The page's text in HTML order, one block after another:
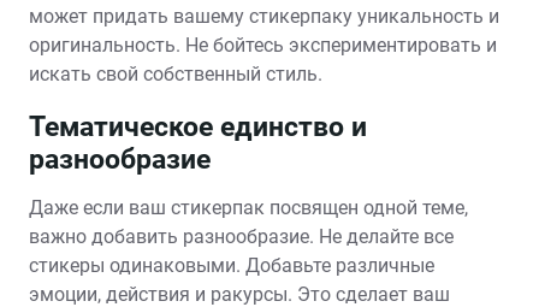
может придать вашему стикерпаку уникальность и
оригинальность. Не бойтесь экспериментировать и
искать свой собственный стиль.
Тематическое единство и
разнообразие
Даже если ваш стикерпак посвящен одной теме,
важно добавить разнообразие. Не делайте все
стикеры одинаковыми. Добавьте различные
эмоции, действия и ракурсы. Это сделает ваш